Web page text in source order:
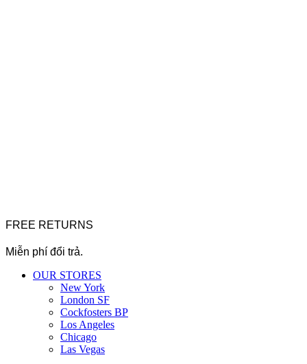
FREE RETURNS
Miễn phí đổi trả.
OUR STORES
New York
London SF
Cockfosters BP
Los Angeles
Chicago
Las Vegas